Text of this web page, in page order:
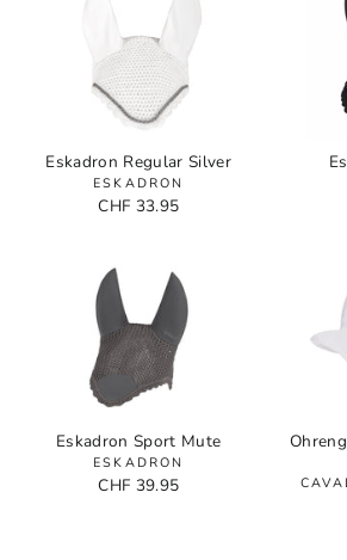
Eskadron Regular Silver
ESKADRON
CHF 33.95
Eskadron Sport Mute
ESKADRON
CHF 39.95